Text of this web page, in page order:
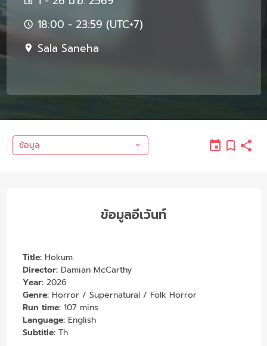
18:00 - 23:59 (UTC+7)
Sala Saneha
ข้อมูล
ข้อมูลอีเว้นท์
Title: Hokum
Director: Damian McCarthy
Year: 2026
Genre: Horror / Supernatural / Folk Horror
Run time: 107 mins
Language: English
Subtitle: Th